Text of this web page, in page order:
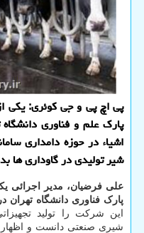
پی اچ پی و جی کوئری: یکی
پارک علم و فناوری
اشیاء در حوزه دامداری
شیر تولیدی در گاوداری ها
پارک فناوری دانشگاه تهران
این شرکت را تولید
شیری صنعتی دانست و